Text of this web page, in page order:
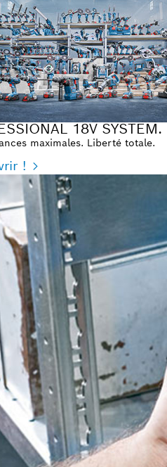
18V SYSTEM.
maximales. Liberté totale.
!